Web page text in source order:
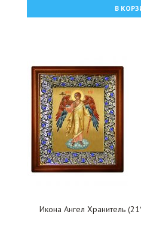
В
Икона Ангел Хранитель